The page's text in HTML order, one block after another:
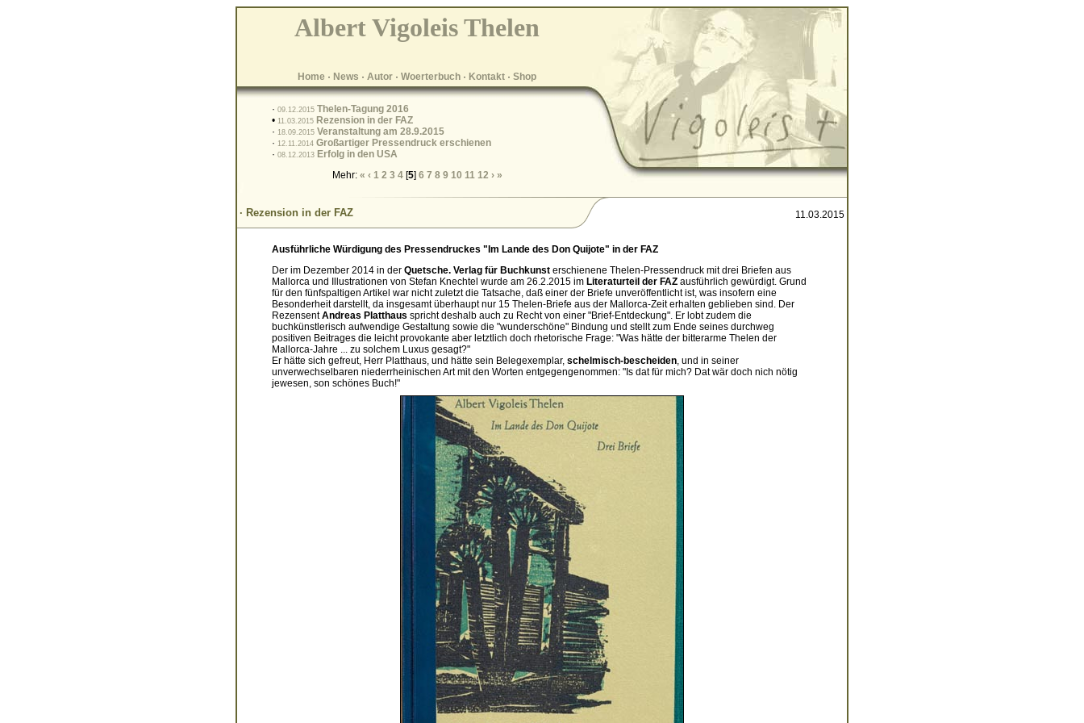
Albert Vigoleis Thelen
Home · News · Autor · Woerterbuch · Kontakt · Shop
· 09.12.2015 Thelen-Tagung 2016
• 11.03.2015 Rezension in der FAZ
· 18.09.2015 Veranstaltung am 28.9.2015
· 12.11.2014 Großartiger Pressendruck erschienen
· 08.12.2013 Erfolg in den USA
Mehr: « ‹ 1 2 3 4[5] 6 7 8 9 10 11 12 › »
· Rezension in der FAZ 11.03.2015
Ausführliche Würdigung des Pressendruckes "Im Lande des Don Quijote" in der FAZ
Der im Dezember 2014 in der Quetsche. Verlag für Buchkunst erschienene Thelen-Pressendruck mit drei Briefen aus
Mallorca und Illustrationen von Stefan Knechtel wurde am 26.2.2015 im Literaturteil der FAZ ausführlich gewürdigt. Grund
für den fünfspaltigen Artikel war nicht zuletzt die Tatsache, daß einer der Briefe unveröffentlicht ist, was insofern eine
Besonderheit darstellt, da insgesamt überhaupt nur 15 Thelen-Briefe aus der Mallorca-Zeit erhalten geblieben sind. Der
RezensentAndreas Platthaus spricht deshalb auch zu Recht von einer "Brief-Entdeckung". Er lobt zudem die
buchkünstlerisch aufwendige Gestaltung sowie die "wunderschöne" Bindung und stellt zum Ende seines durchweg
positiven Beitrages die leicht provokante aber letztlich doch rhetorische Frage: "Was hätte der bitterarme Thelen der
Mallorca-Jahre ... zu solchem Luxus gesagt?"
Er hätte sich gefreut, Herr Platthaus, und hätte sein Belegexemplar, schelmisch-bescheiden, und in seiner
unverwechselbaren niederrheinischen Art mit den Worten entgegengenommen: "Is dat für mich? Dat wär doch nich nötig
jewesen, son schönes Buch!"